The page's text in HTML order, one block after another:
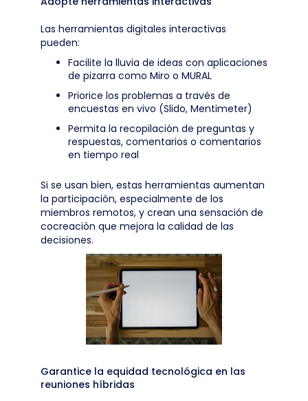
Las herramientas digitales interactivas
pueden:
Facilite la lluvia de ideas con aplicaciones
de pizarra como Miro o MURAL
Priorice los problemas a través de
encuestas en vivo (Slido, Mentimeter)
Permita la recopilación de preguntas y
respuestas, comentarios o comentarios
en tiempo real
Si se usan bien, estas herramientas aumentan
la participación, especialmente de los
miembros remotos, y crean una sensación de
cocreación que mejora la calidad de las
decisiones.
Garantice la equidad tecnológica en las
reuniones híbridas